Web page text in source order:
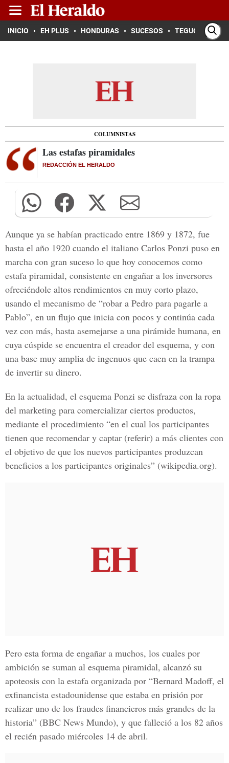
INICIO EH PLUS HONDURAS SUCESOS TEGUCIGALPA
COLUMNISTAS
Las estafas piramidales
REDACCIÓN EL HERALDO
Aunque ya se habían practicado entre 1869 y 1872, fue
hasta el año 1920 cuando el italiano Carlos Ponzi puso en
marcha con gran suceso lo que hoy conocemos como
estafa piramidal, consistente en engañar a los inversores
ofreciéndole altos rendimientos en muy corto plazo,
usando el mecanismo de “robar a Pedro para pagarle a
Pablo”, en un flujo que inicia con pocos y continúa cada
vez con más, hasta asemejarse a una pirámide humana, en
cuya cúspide se encuentra el creador del esquema, y con
una base muy amplia de ingenuos que caen en la trampa
de invertir su dinero.
En la actualidad, el esquema Ponzi se disfraza con la ropa
del marketing para comercializar ciertos productos,
mediante el procedimiento “en el cual los participantes
tienen que recomendar y captar (referir) a más clientes con
el objetivo de que los nuevos participantes produzcan
beneficios a los participantes originales” (wikipedia.org).
Pero esta forma de engañar a muchos, los cuales por
ambición se suman al esquema piramidal, alcanzó su
apoteosis con la estafa organizada por “Bernard Madoff, el
exfinancista estadounidense que estaba en prisión por
realizar uno de los fraudes financieros más grandes de la
historia” (BBC News Mundo), y que falleció a los 82 años
el recién pasado miércoles 14 de abril.